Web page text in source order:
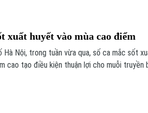
xuất huyết vào mùa cao điểm
Nội, trong tuần vừa qua, số ca mắc sốt
cao tạo điều kiện thuận lợi cho muỗi truyền